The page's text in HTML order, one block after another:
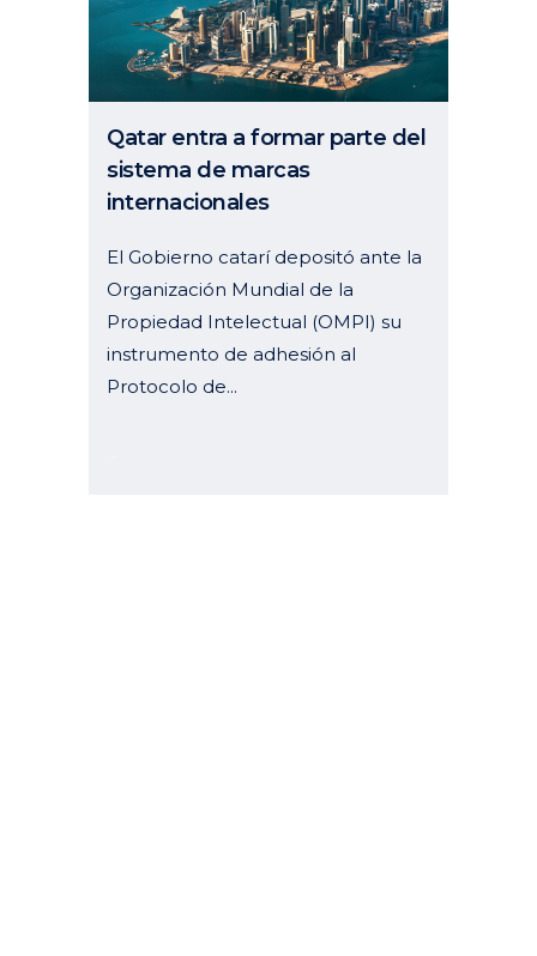
Qatar entra a formar parte del
sistema de marcas
internacionales
El Gobierno catarí depositó ante la
Organización Mundial de la
Propiedad Intelectual (OMPI) su
instrumento de adhesión al
Protocolo de...